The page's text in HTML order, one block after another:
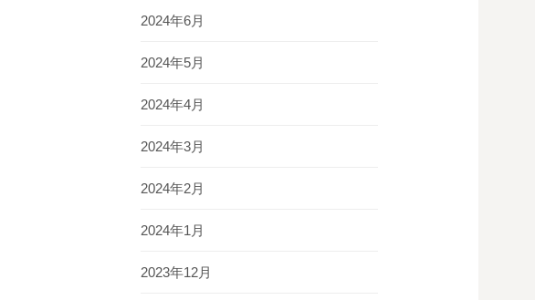
2024年6月
2024年5月
2024年4月
2024年3月
2024年2月
2024年1月
2023年12月